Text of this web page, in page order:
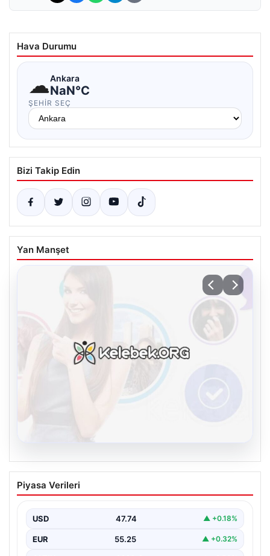
Hava Durumu
☁Ankara
NaN°C
ŞEHIR SEÇ
Bizi Takip Edin
Yan Manşet
Kelebek chat adresi İle Çevrim içi
İletişimin Sertifikalı Adresi Ve
Sanal dünyasında bireylerin kaliteli bir biçimde bağlantı
olarak…
Piyasa Verileri
USD 47.74 ▲ +0.18%
EUR 55.25 ▲ +0.32%